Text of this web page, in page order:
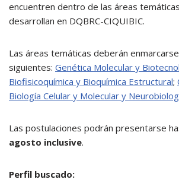
encuentren dentro de las áreas
desarrollan en DQBRC-CIQUIBIC.
Las áreas temáticas deberán
siguientes: Genética Molecular y
Biofisicoquímica y Bioquímica Estructural;
Biología Celular y Molecular y
Las postulaciones podrán presentarse
agosto inclusive.
Perfil buscado: